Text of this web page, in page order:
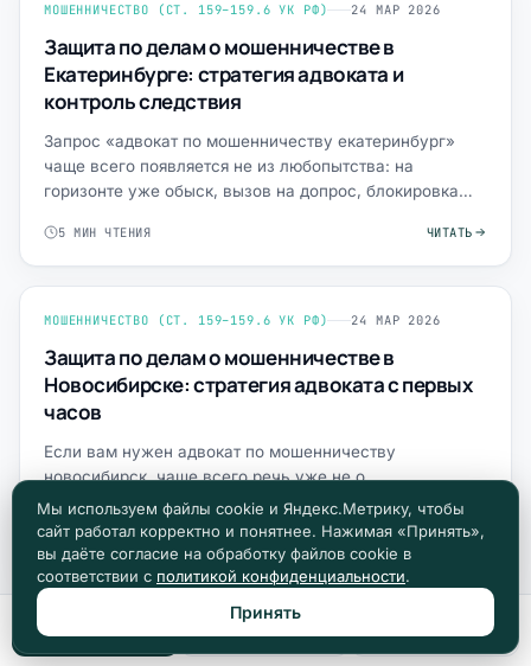
МОШЕННИЧЕСТВО (СТ. 159–159.6 УК РФ) 24 МАР 2026
Защита по делам о мошенничестве в
Екатеринбурге: стратегия адвоката и
контроль следствия
Запрос «адвокат по мошенничеству екатеринбург»
чаще всего появляется не из любопытства: на
горизонте уже обыск, вызов на допрос, блокировка
5 МИН ЧТЕНИЯ ЧИТАТЬ
МОШЕННИЧЕСТВО (СТ. 159–159.6 УК РФ) 24 МАР 2026
Защита по делам о мошенничестве в
Новосибирске: стратегия адвоката с первых
часов
Если вам нужен адвокат по мошенничеству
новосибирск, чаще всего речь уже не о
«консультации», а о критической фазе: вызов на
допрос, обыск дома или в офисе, …
5 МИН ЧТЕНИЯ
Мы используем файлы cookie и Яндекс.Метрику, чтобы
сайт работал корректно и понятнее. Нажимая «Принять»,
вы даёте согласие на обработку файлов cookie в
соответствии с политикой конфиденциальности.
Принять